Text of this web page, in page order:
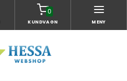
0
KUNDVAGN MENY